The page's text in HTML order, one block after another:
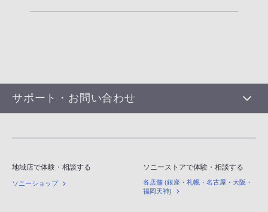
サポート・お問い合わせ
地域店で体験・相談する
ソニーショップ
ソニーストアで体験・相談する
各店舗 (銀座・札幌・名古屋・大阪・
福岡天神)